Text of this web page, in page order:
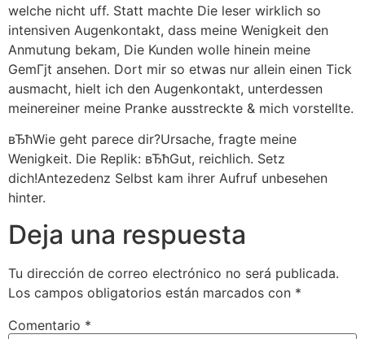
welche nicht uff. Statt machte Die leser wirklich so
intensiven Augenkontakt, dass meine Wenigkeit den
Anmutung bekam, Die Kunden wolle hinein meine
GemГјt ansehen. Dort mir so etwas nur allein einen Tick
ausmacht, hielt ich den Augenkontakt, unterdessen
meinereiner meine Pranke ausstreckte & mich vorstellte.
вЂћWie geht parece dir?Ursache, fragte meine
Wenigkeit. Die Replik: вЂћGut, reichlich. Setz
dich!Antezedenz Selbst kam ihrer Aufruf unbesehen
hinter.
Deja una respuesta
Tu dirección de correo electrónico no será publicada.
Los campos obligatorios están marcados con *
Comentario *